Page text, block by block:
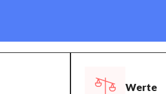
Werte